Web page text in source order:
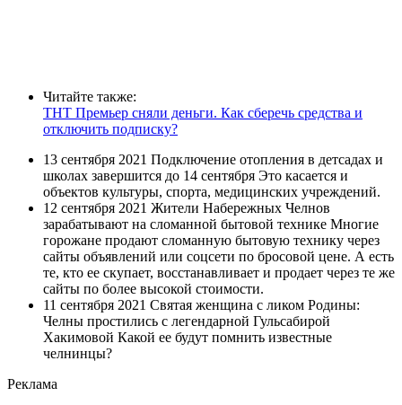
Читайте также:
ТНТ Премьер сняли деньги. Как сберечь средства и
отключить подписку?
13 сентября 2021 Подключение отопления в детсадах и
школах завершится до 14 сентября Это касается и
объектов культуры, спорта, медицинских учреждений.
12 сентября 2021 Жители Набережных Челнов
зарабатывают на сломанной бытовой технике Многие
горожане продают сломанную бытовую технику через
сайты объявлений или соцсети по бросовой цене. А есть
те, кто ее скупает, восстанавливает и продает через те же
сайты по более высокой стоимости.
11 сентября 2021 Святая женщина с ликом Родины:
Челны простились с легендарной Гульсабирой
Хакимовой Какой ее будут помнить известные
челнинцы?
Реклама